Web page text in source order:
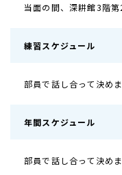
当面の間、深耕館3階第
練習スケジュール
部員で話し合って決めま
年間スケジュール
部員で話し合って決めま